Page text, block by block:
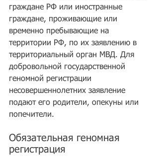
граждане РФ или иностранные
граждане, проживающие или
временно пребывающие на
территории РФ, по их заявлению в
территориальный орган МВД. Для
добровольной государственной
геномной регистрации
несовершеннолетних заявление
подают его родители, опекуны или
попечители.
Обязательная геномная
регистрация